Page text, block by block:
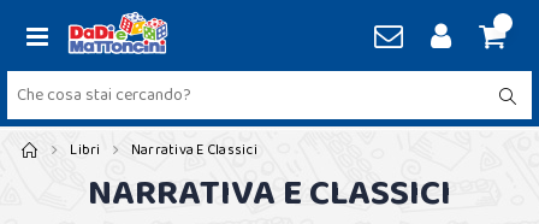
Libri Narrativa E Classici
NARRATIVA E CLASSICI